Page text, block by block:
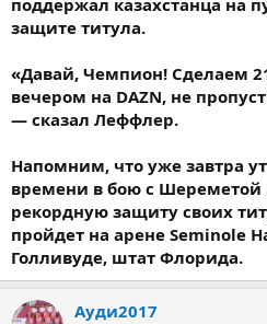
защите титула.
«Давай, Чемпион! Сделаем
вечером на DAZN, не
— сказал Леффлер.
Напомним, что уже завтра
времени в бою с Шереметой
рекордную защиту своих
пройдет на арене Seminole
Голливуде, штат Флорида.
Ауди2017